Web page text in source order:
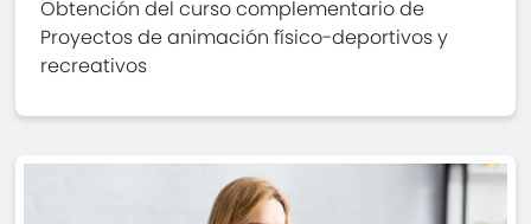
Obtención del curso complementario de
Proyectos de animación físico-deportivos y
recreativos